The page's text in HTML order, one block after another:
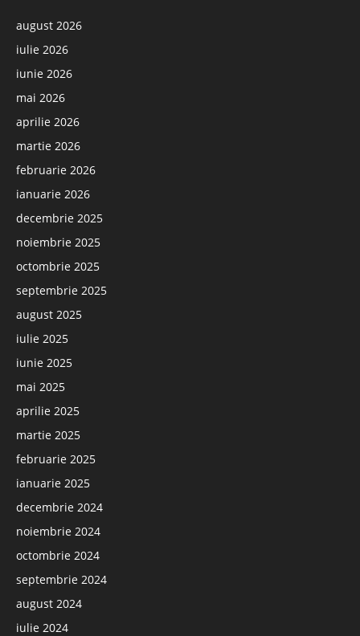
august 2026
iulie 2026
iunie 2026
mai 2026
aprilie 2026
martie 2026
februarie 2026
ianuarie 2026
decembrie 2025
noiembrie 2025
octombrie 2025
septembrie 2025
august 2025
iulie 2025
iunie 2025
mai 2025
aprilie 2025
martie 2025
februarie 2025
ianuarie 2025
decembrie 2024
noiembrie 2024
octombrie 2024
septembrie 2024
august 2024
iulie 2024